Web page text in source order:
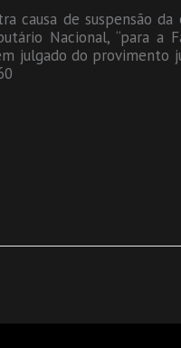
causa de suspensão
Nacional, “para a
julgado do provimento